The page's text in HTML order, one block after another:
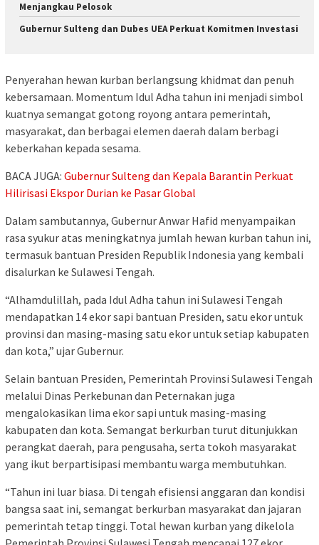
Menjangkau Pelosok
Gubernur Sulteng dan Dubes UEA Perkuat Komitmen Investasi
Penyerahan hewan kurban berlangsung khidmat dan penuh
kebersamaan. Momentum Idul Adha tahun ini menjadi simbol
kuatnya semangat gotong royong antara pemerintah,
masyarakat, dan berbagai elemen daerah dalam berbagi
keberkahan kepada sesama.
BACA JUGA: Gubernur Sulteng dan Kepala Barantin Perkuat
Hilirisasi Ekspor Durian ke Pasar Global
Dalam sambutannya, Gubernur Anwar Hafid menyampaikan
rasa syukur atas meningkatnya jumlah hewan kurban tahun ini,
termasuk bantuan Presiden Republik Indonesia yang kembali
disalurkan ke Sulawesi Tengah.
“Alhamdulillah, pada Idul Adha tahun ini Sulawesi Tengah
mendapatkan 14 ekor sapi bantuan Presiden, satu ekor untuk
provinsi dan masing-masing satu ekor untuk setiap kabupaten
dan kota,” ujar Gubernur.
Selain bantuan Presiden, Pemerintah Provinsi Sulawesi Tengah
melalui Dinas Perkebunan dan Peternakan juga
mengalokasikan lima ekor sapi untuk masing-masing
kabupaten dan kota. Semangat berkurban turut ditunjukkan
perangkat daerah, para pengusaha, serta tokoh masyarakat
yang ikut berpartisipasi membantu warga membutuhkan.
“Tahun ini luar biasa. Di tengah efisiensi anggaran dan kondisi
bangsa saat ini, semangat berkurban masyarakat dan jajaran
pemerintah tetap tinggi. Total hewan kurban yang dikelola